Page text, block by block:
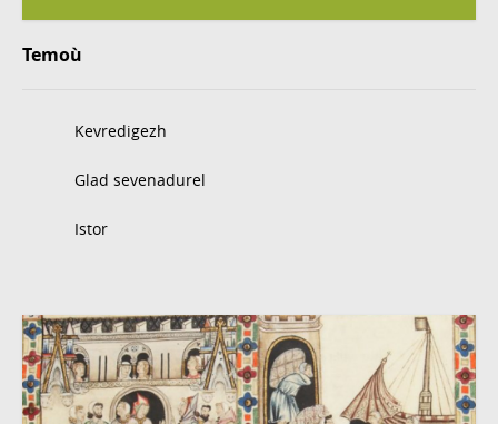
Temoù
Kevredigezh
Glad sevenadurel
Istor